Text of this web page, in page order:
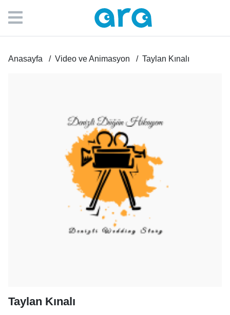
Anasayfa Video ve Animasyon Taylan Kınalı
Taylan Kınalı